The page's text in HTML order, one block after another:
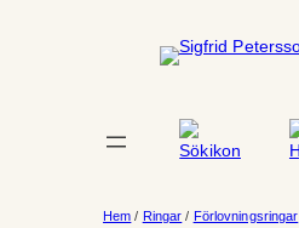
Hem / Ringar / Förlovningsringar